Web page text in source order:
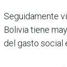
Seguidamente
Bolivia tiene
del gasto social